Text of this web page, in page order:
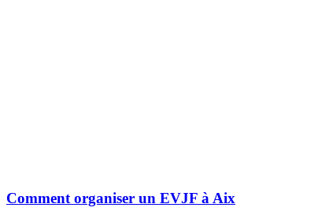
Comment organiser un EVJF à Aix